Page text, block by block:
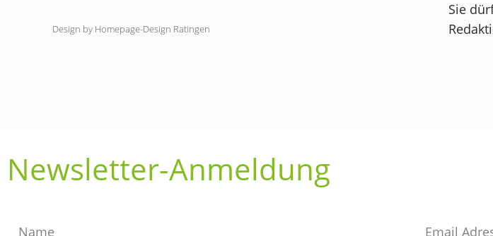
Design by Homepage-Design Ratingen
Sie
Newsletter-Anmeldung